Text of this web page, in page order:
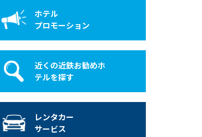
ホテル
プロモーション
近くの近鉄お勧めホ
テルを探す
レンタカー
サービス